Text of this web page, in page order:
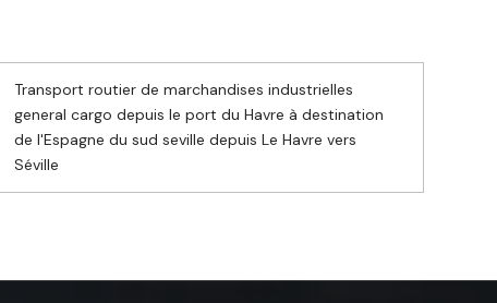
Transport routier de marchandises industrielles
general cargo depuis le port du Havre à destination
de l'Espagne du sud seville depuis Le Havre vers
Séville